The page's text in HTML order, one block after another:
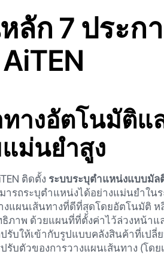
ลัก 7 ประก
ทางอัตโนมัติแ
ม่นยำสูง
ติดตั้ง ระบบระบุตำแหน่งแบบมัล
ารถระบุตำแหน่งได้อย่างแม่นยำใ
แผนเส้นทางที่ดีที่สุดโดยอัตโนมัติ ห
ภาพ ด้วยแผนที่ที่ตั้งค่าไว้ล่วงหน้าแ
ปรับให้เข้ากับรูปแบบคลังสินค้าที่เป
รับตัวของการวางแผนเส้นทาง (โด